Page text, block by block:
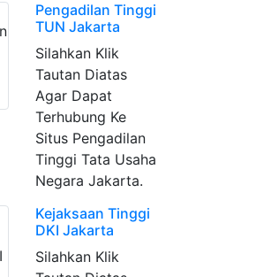
Pengadilan Tinggi
TUN Jakarta
Silahkan Klik
Tautan Diatas
Agar Dapat
Terhubung Ke
Situs Pengadilan
Tinggi Tata Usaha
Negara Jakarta.
Kejaksaan Tinggi
DKI Jakarta
Silahkan Klik